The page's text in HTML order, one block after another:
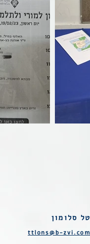
טל סלומון
ttlons@b-zvi.com